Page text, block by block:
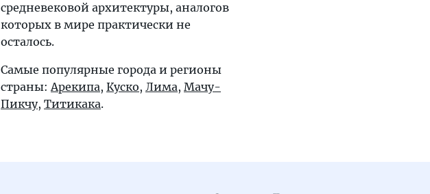
средневековой архитектуры, аналогов
которых в мире практически не
осталось.
Самые популярные города и регионы
страны:Арекипа, Куско, Лима, Мачу-
Пикчу, Титикака.